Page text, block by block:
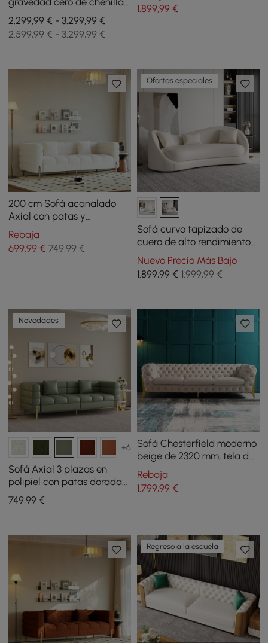
de 3 plazas de 312cm con
cojines y puerto USB
2.299,99 € - 3.299,99 €
2.599,99 € - 3.299,99 €
1.899,99€
200 cm Sofá acanalado
Axial con patas y
almohadas plateadas
Rebaja
699,99 € 749,99 €
Ofertas especiales
Sofá curvo tapizado de
cuero de alto rendimiento
de 84 pulgadas con
almohadas
Nuevo Precio Más Bajo
1.899,99€ 1.999,99 €
Novedades
+6
Sofá Axial 3 plazas en
polipiel con patas doradas
y cojines con tapizado
acanalado 201 cm
749,99 €
Sofá Chesterfield moderno
beige de 2320 mm, tela de
cuero con respaldo
acolchado y botones de 3
plazas
Rebaja
1.799,99€
Regreso a la escuela